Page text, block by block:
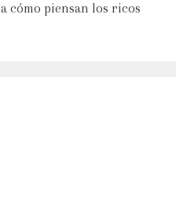
cómo piensan los ricos